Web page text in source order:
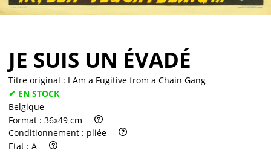
JE SUIS UN ÉVADÉ
Titre original : I Am a Fugitive from a Chain Gang
✔ EN STOCK
Belgique
Format : 36x49 cm
Conditionnement : pliée
Etat : A